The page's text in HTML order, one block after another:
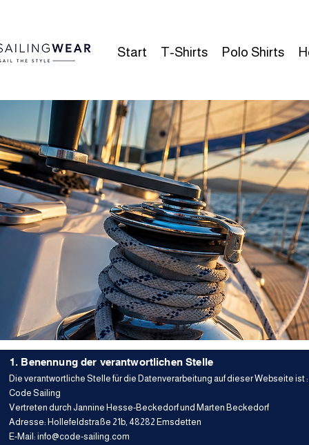
Start T-Shirts Polo Shirts
1. Benennung der verantwortlichen Stelle
Die verantwortliche Stelle für die Datenverarbeitung auf dieser Webseite ist :
Code Sailing
Vertreten durch Jannine Hesse-Beckedorf und Marten Beckedorf
Adresse: Hollefeldstraße 21b, 48282 Emsdetten
E-Mail: info@code-sailing.com